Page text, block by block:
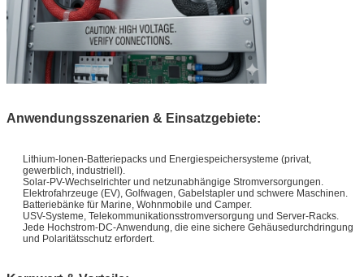
Anwendungsszenarien & Einsatzgebiete:
Lithium-Ionen-Batteriepacks und Energiespeichersysteme (privat,
gewerblich, industriell).
Solar-PV-Wechselrichter und netzunabhängige Stromversorgungen.
Elektrofahrzeuge (EV), Golfwagen, Gabelstapler und schwere Maschinen.
Batteriebänke für Marine, Wohnmobile und Camper.
USV-Systeme, Telekommunikationsstromversorgung und Server-Racks.
Jede Hochstrom-DC-Anwendung, die eine sichere Gehäusedurchdringung
und Polaritätsschutz erfordert.